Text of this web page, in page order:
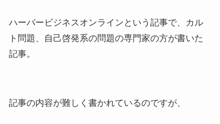
ハーバービジネスオンラインという記事で、カル
ト問題、自己啓発系の問題の専門家の方が書いた
記事。
記事の内容が難しく書かれているのですが、